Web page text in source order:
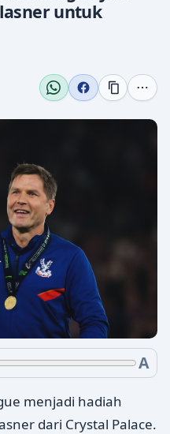
untuk
A
menjadi hadiah
dari Crystal Palace.